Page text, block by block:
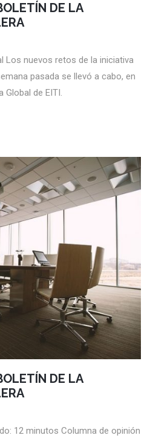
DE LA
Los nuevos retos de la iniciativa
pasada se llevó a cabo, en
Global de EITI.
DE LA
12 minutos Columna de opinión